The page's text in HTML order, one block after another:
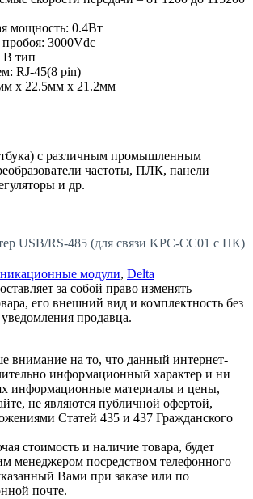
мощность: 0.4Вт
3000Vdc
B тип
RJ-45(8 pin)
x 22.5мм x 21.2мм
с различным промышленным
частоты, ПЛК, панели
и др.
USB/RS-485 (для связи KPC-CC01 с ПК)
модули, Delta
за собой право изменять
его внешний вид и комплектность без
продавца.
внимание на то, что данный интернет-
информационный характер и ни
информационные материалы и цены,
не являются публичной офертой,
Статей 435 и 437 Гражданского
стоимость и наличие товара, будет
менеджером посредством телефонного
Вами при заказе или по
почте.